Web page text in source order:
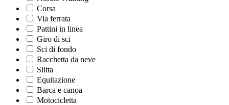
Corsa
Via ferrata
Pattini in linea
Giro di sci
Sci di fondo
Racchetta da neve
Slitta
Equitazione
Barca e canoa
Motocicletta